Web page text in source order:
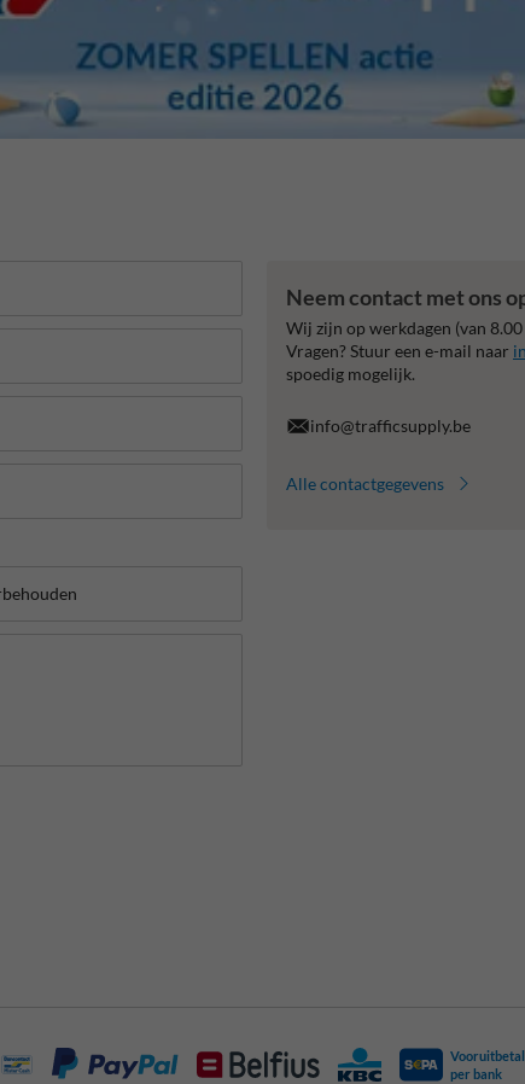
Neem contact met ons
Wij zijn op werkdagen (van
Vragen? Stuur een e-mail naar
spoedig mogelijk.
info@trafficsupply.be
Alle contactgegevens
per bank